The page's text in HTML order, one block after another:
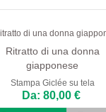
Ritratto di una donna
giapponese
Stampa Giclée su tela
Da: 80,00 €